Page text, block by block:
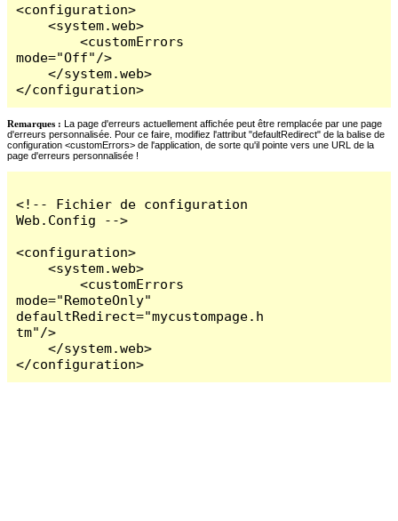
<configuration>
    <system.web>
        <customErrors
mode="Off"/>
    </system.web>
</configuration>
Remarques : La page d'erreurs actuellement affichée peut être remplacée par une page
d'erreurs personnalisée. Pour ce faire, modifiez l'attribut "defaultRedirect" de la balise de
configuration <customErrors> de l'application, de sorte qu'il pointe vers une URL de la
page d'erreurs personnalisée !
<!-- Fichier de configuration
Web.Config -->
<configuration>
    <system.web>
        <customErrors
mode="RemoteOnly"
defaultRedirect="mycustompage.h
tm"/>
    </system.web>
</configuration>